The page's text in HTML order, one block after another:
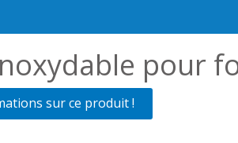
pour
sur ce produit !